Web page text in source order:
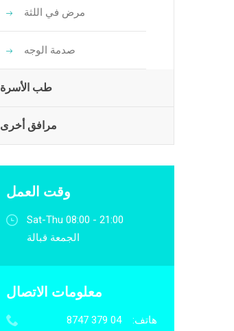
مرض في اللثة
صدمة الوجه
طب الأسرة
مرافق أخرى
وقت العمل
Sat-Thu 08:00 - 21:00
الجمعة قبالة
معلومات الاتصال
هاتف:
04 379 8747